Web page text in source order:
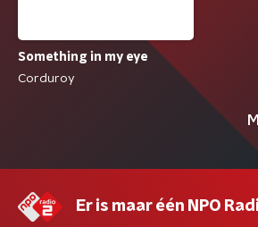
Something in my eye
Corduroy
Er is maar één NPO